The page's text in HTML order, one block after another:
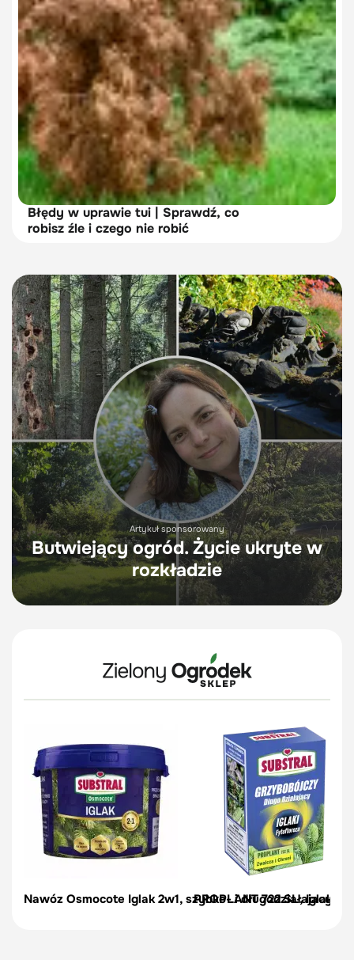
Błędy w uprawie tui | Sprawdź, co
robisz źle i czego nie robić
Artykuł sponsorowany
Butwiejący ogród. Życie ukryte w
rozkładzie
Nawóz Osmocote Iglak 2w1, szybko- i długodziałajacy –
PROPLANT 722 SL, Iglaki,